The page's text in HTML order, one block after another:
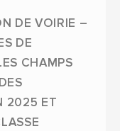
DE VOIRIE –
DE
CHAMPS
2025 ET